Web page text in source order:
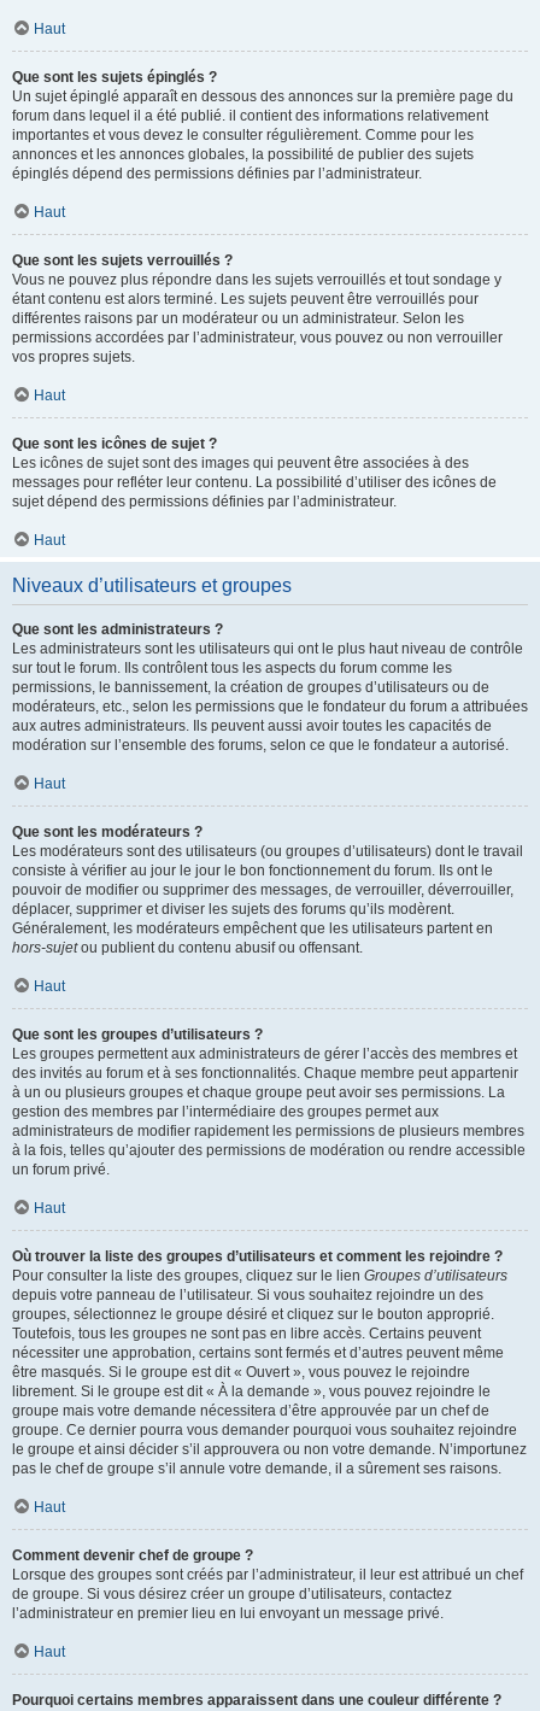
Haut
Que sont les sujets épinglés ?
Un sujet épinglé apparaît en dessous des annonces sur la première page du
forum dans lequel il a été publié. il contient des informations relativement
importantes et vous devez le consulter régulièrement. Comme pour les
annonces et les annonces globales, la possibilité de publier des sujets
épinglés dépend des permissions définies par l’administrateur.
Haut
Que sont les sujets verrouillés ?
Vous ne pouvez plus répondre dans les sujets verrouillés et tout sondage y
étant contenu est alors terminé. Les sujets peuvent être verrouillés pour
différentes raisons par un modérateur ou un administrateur. Selon les
permissions accordées par l’administrateur, vous pouvez ou non verrouiller
vos propres sujets.
Haut
Que sont les icônes de sujet ?
Les icônes de sujet sont des images qui peuvent être associées à des
messages pour refléter leur contenu. La possibilité d’utiliser des icônes de
sujet dépend des permissions définies par l’administrateur.
Haut
Niveaux d’utilisateurs et groupes
Que sont les administrateurs ?
Les administrateurs sont les utilisateurs qui ont le plus haut niveau de contrôle
sur tout le forum. Ils contrôlent tous les aspects du forum comme les
permissions, le bannissement, la création de groupes d’utilisateurs ou de
modérateurs, etc., selon les permissions que le fondateur du forum a attribuées
aux autres administrateurs. Ils peuvent aussi avoir toutes les capacités de
modération sur l’ensemble des forums, selon ce que le fondateur a autorisé.
Haut
Que sont les modérateurs ?
Les modérateurs sont des utilisateurs (ou groupes d’utilisateurs) dont le travail
consiste à vérifier au jour le jour le bon fonctionnement du forum. Ils ont le
pouvoir de modifier ou supprimer des messages, de verrouiller, déverrouiller,
déplacer, supprimer et diviser les sujets des forums qu’ils modèrent.
Généralement, les modérateurs empêchent que les utilisateurs partent en
hors-sujetou publient du contenu abusif ou offensant.
Haut
Que sont les groupes d’utilisateurs ?
Les groupes permettent aux administrateurs de gérer l’accès des membres et
des invités au forum et à ses fonctionnalités. Chaque membre peut appartenir
à un ou plusieurs groupes et chaque groupe peut avoir ses permissions. La
gestion des membres par l’intermédiaire des groupes permet aux
administrateurs de modifier rapidement les permissions de plusieurs membres
à la fois, telles qu’ajouter des permissions de modération ou rendre accessible
un forum privé.
Haut
Où trouver la liste des groupes d’utilisateurs et comment les rejoindre ?
Pour consulter la liste des groupes, cliquez sur le lien Groupes d’utilisateurs
depuis votre panneau de l’utilisateur. Si vous souhaitez rejoindre un des
groupes, sélectionnez le groupe désiré et cliquez sur le bouton approprié.
Toutefois, tous les groupes ne sont pas en libre accès. Certains peuvent
nécessiter une approbation, certains sont fermés et d’autres peuvent même
être masqués. Si le groupe est dit « Ouvert », vous pouvez le rejoindre
librement. Si le groupe est dit « À la demande », vous pouvez rejoindre le
groupe mais votre demande nécessitera d’être approuvée par un chef de
groupe. Ce dernier pourra vous demander pourquoi vous souhaitez rejoindre
le groupe et ainsi décider s’il approuvera ou non votre demande. N’importunez
pas le chef de groupe s’il annule votre demande, il a sûrement ses raisons.
Haut
Comment devenir chef de groupe ?
Lorsque des groupes sont créés par l’administrateur, il leur est attribué un chef
de groupe. Si vous désirez créer un groupe d’utilisateurs, contactez
l’administrateur en premier lieu en lui envoyant un message privé.
Haut
Pourquoi certains membres apparaissent dans une couleur différente ?